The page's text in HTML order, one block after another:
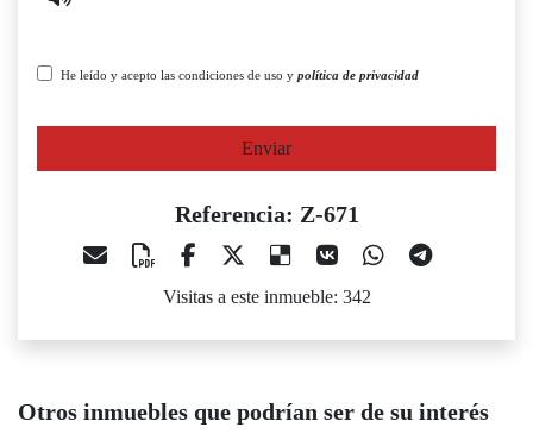
He leído y acepto las condiciones de uso y política de privacidad
Enviar
Referencia: Z-671
Visitas a este inmueble: 342
Otros inmuebles que podrían ser de su interés